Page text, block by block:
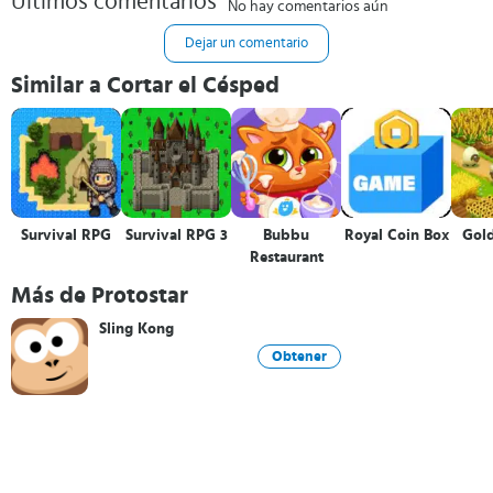
No hay comentarios aún
Dejar un comentario
Similar a Cortar el Césped
Survival RPG Survival RPG 3
Bubbu
Restaurant
Royal Coin Box
Más de Protostar
Sling Kong
Obtener